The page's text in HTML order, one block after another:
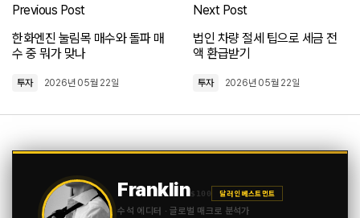
Previous Post
한화엔진 눌림목 매수와 돌파 매
수 중 뭐가 맞나
투자 2026년 05월 22일
Next Post
법인 차량 절세 팁으로 세금 전
액 환급받기
투자 2026년 05월 22일
Franklin$100 달러 인베스트먼트
수석 에디터 · 글로벌 매크로 분석가